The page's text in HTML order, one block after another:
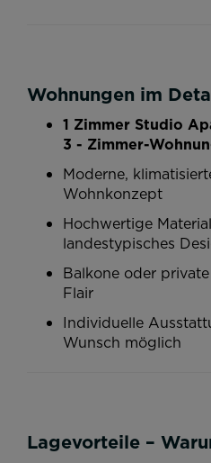
Wohnungen im
1 Zimmer Studio
3 - Zimmer-
Moderne,
Wohnkonzept
Hochwertige
landestypisches
Balkone oder
Flair
Individuelle
Wunsch möglich
Lagevorteile –